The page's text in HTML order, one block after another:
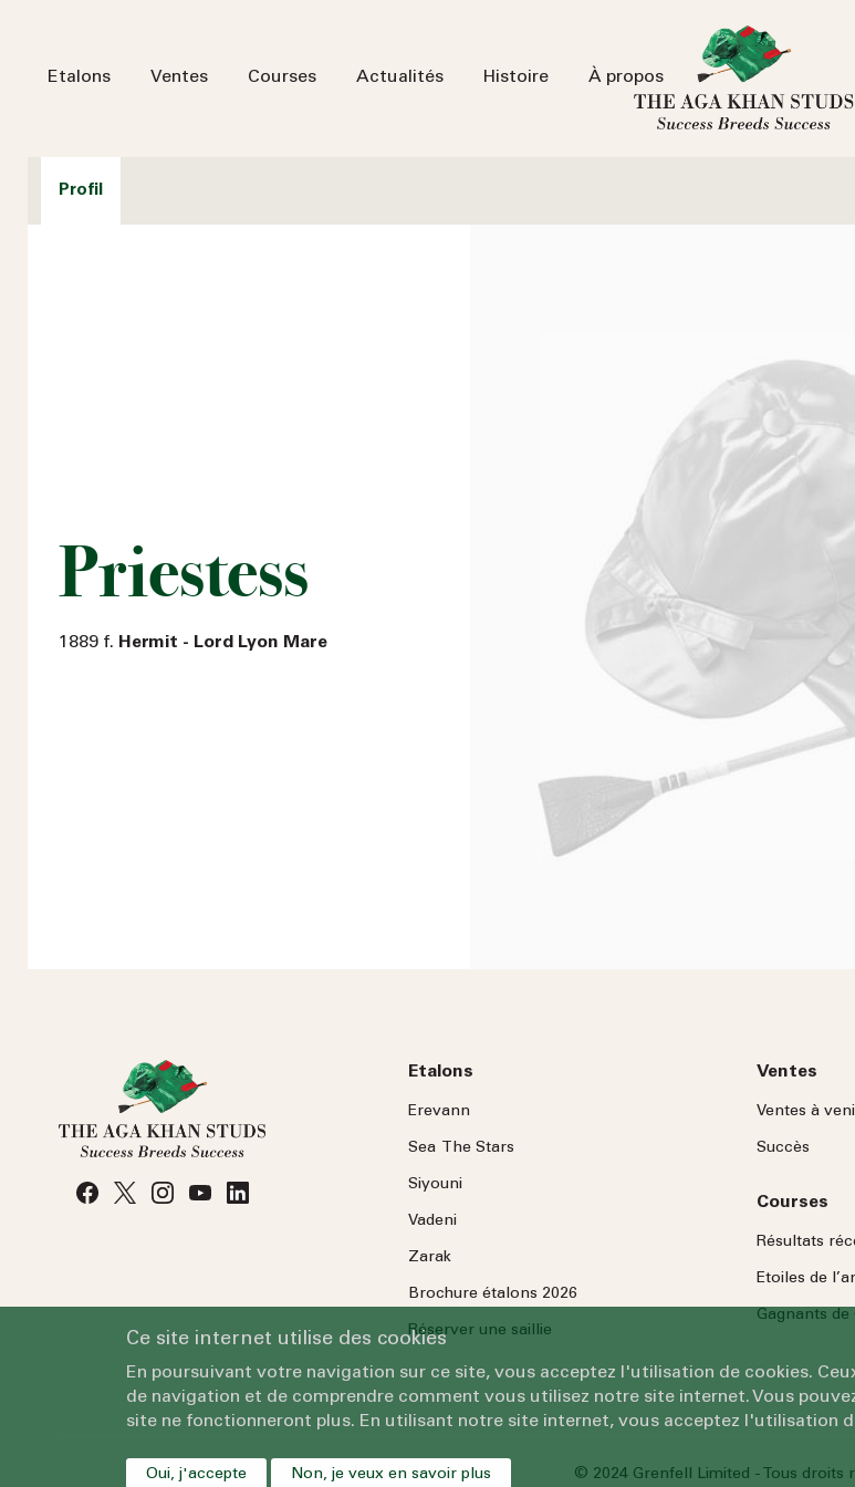
Etalons Ventes Courses Actualités Histoire À propos
Profil
Priestess
1889 f. Hermit - Lord Lyon Mare
Etalons
Erevann
Sea TheStars
Siyouni
Vadeni
Zarak
Brochure étalons 2026
Réserver une saillie
Ventes
Ventes à
Succès
Courses
Résultats
Etoiles de
Gagnants de
© 2024 Grenfell Limited - Tous droits
Ce site internet utilise des cookies
En poursuivant votre navigation sur ce site, vous acceptez l'utilisation de cookies.
de navigation et de comprendre comment vous utilisez notre site internet. Vous
site ne fonctionneront plus. En utilisant notre site internet, vous acceptez l'utilisation
Oui, j'accepte Non, je veux en savoir plus